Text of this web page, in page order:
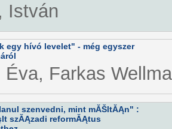
István
egy hívó levelet" - még egyszer
Éva, Farkas
szenvedni, mint mĂŠltĂĄn" :
szĂĄzadi reformĂĄtus